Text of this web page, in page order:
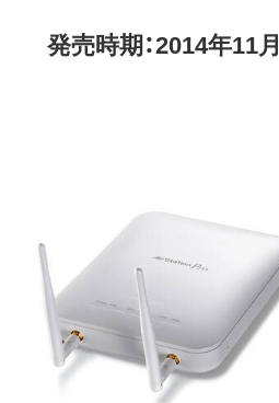
発売時期：2014年11月